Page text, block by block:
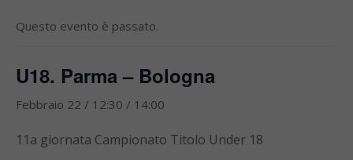
Questo evento è passato.
U18. Parma – Bologna
Febbraio 22 / 12:30 / 14:00
11a giornata Campionato Titolo Under 18